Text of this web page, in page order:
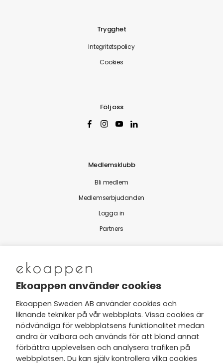
Trygghet
Integritetspolicy
Cookies
Följ oss
Medlemsklubb
Bli medlem
Medlemserbjudanden
Logga in
Partners
Nytt från Ekoappen
Jag har tagit del av Ekoappens
personuppgifts- och
integritetspolicyoch tar gärna del
av nyheter, hälsotips och exklusiva
erbjudanden via min e-post.
Ekoappen använder cookies
Ekoappen Sweden AB använder cookies och
liknande tekniker på vår webbplats. Vissa cookies är
nödvändiga för webbplatsens funktionalitet medan
andra är valbara och används för att bland annat
förbättra upplevelsen och analysera trafiken på
webbplatsen. Du kan själv kontrollera vilka cookies